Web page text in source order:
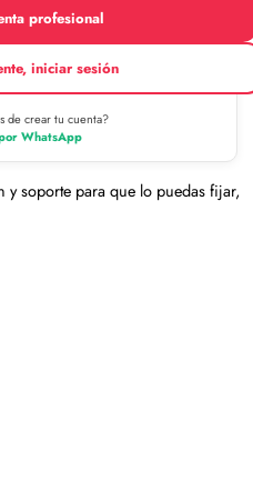
profesional
iniciar sesión
de crear tu cuenta?
WhatsApp
soporte para que lo puedas fijar,